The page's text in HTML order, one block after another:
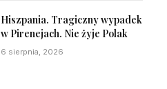
Hiszpania. Tragiczny wypadek
w Pirenejach. Nie żyje Polak
6 sierpnia, 2026